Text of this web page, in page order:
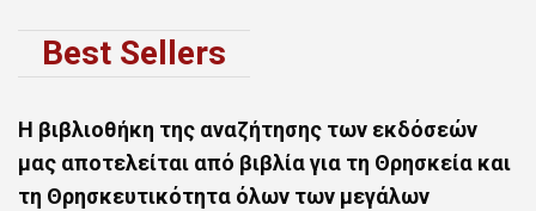
Best Sellers
Η βιβλιοθήκη της αναζήτησης των εκδόσεών
μας αποτελείται από βιβλίαγια τη Θρησκεία και
τη Θρησκευτικότητα όλων των μεγάλων